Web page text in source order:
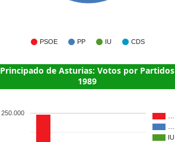
PSOE PP IU CDS
Principado de Asturias: Votos por Partidos
1989
IU
250.000